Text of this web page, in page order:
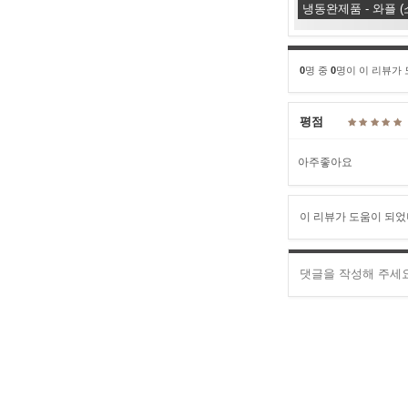
냉동완제품 - 와플 (
0명 중 0명이 이 리뷰가
평점
아주좋아요
이 리뷰가 도움이 되